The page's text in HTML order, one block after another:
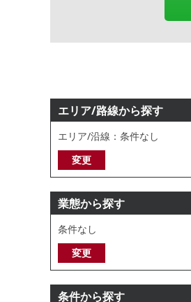
エリア/路線から探す
エリア/沿線：条件なし
変更
業態から探す
条件なし
変更
条件から探す